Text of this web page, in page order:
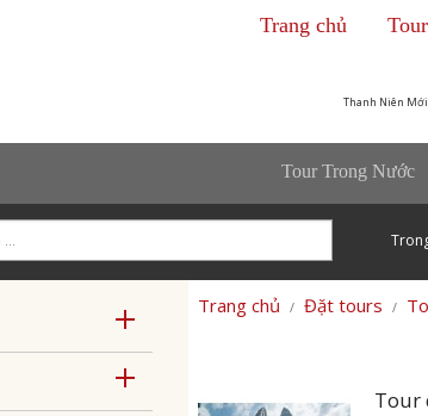
Thanh Niên
Trang chủ
Tour Trong Nước
Trang chủ Đặt tours
Tour